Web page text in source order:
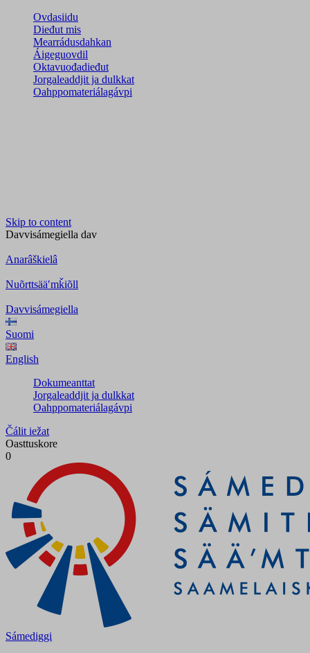
Ovdasiidu
Dieđut mis
Mearrádusdahkan
Áigeguovdil
Oktavuođadieđut
Jorgaleaddjit ja dulkkat
Oahppomateriálagávpi
Skip to content
Davvisámegiella dav
Anarâškielâ
Nuõrttsääʹmǩiõll
Davvisámegiella
Suomi
English
Dokumeanttat
Jorgaleaddjit ja dulkkat
Oahppomateriálagávpi
Čálit iežat
Oasttuskore
0
Sámediggi